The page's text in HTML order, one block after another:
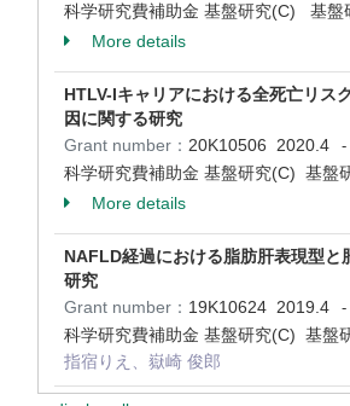
科学研究費補助金 基盤研究(C) 基盤
More details
HTLV-Iキャリアにおける全死亡リス
因に関する研究
Grant number： 20K10506 2020.4 -
科学研究費補助金 基盤研究(C) 基盤
More details
NAFLD経過における脂肪肝表現型と
研究
Grant number： 19K10624 2019.4 -
科学研究費補助金 基盤研究(C) 基盤
指宿りえ、嶽崎 俊郎